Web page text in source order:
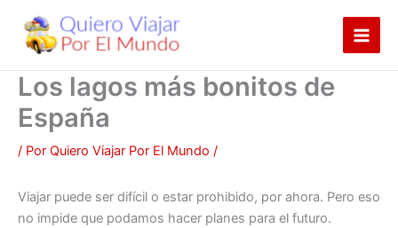
contenido
Los lagos más bonitos de
España
/ Por Quiero Viajar Por El Mundo /
Viajar puede ser difícil o estar prohibido, por ahora. Pero eso
no impide que podamos hacer planes para el futuro.